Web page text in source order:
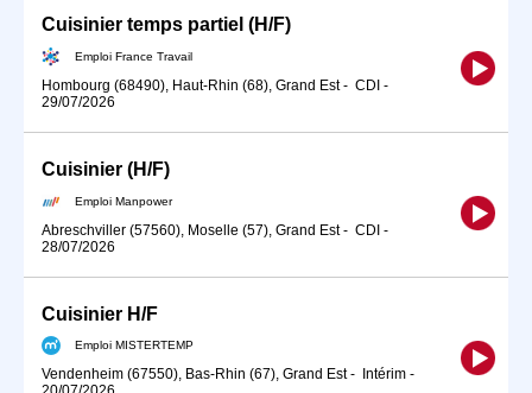
Cuisinier temps partiel (H/F)
Emploi France Travail
Hombourg (68490), Haut-Rhin (68), Grand Est- CDI -
29/07/2026
Cuisinier (H/F)
Emploi Manpower
Abreschviller (57560), Moselle (57), Grand Est- CDI -
28/07/2026
Cuisinier H/F
Emploi MISTERTEMP
Vendenheim (67550), Bas-Rhin (67), Grand Est- Intérim -